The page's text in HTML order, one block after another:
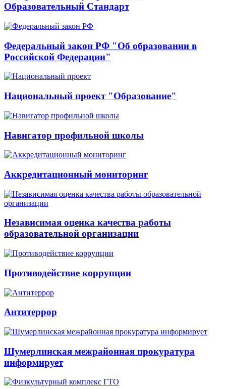
Образовательный Стандарт
Федеральный закон РФ "Об образовании в
Российской Федерации"
Национальный проект "Образование"
Навигатор профильной школы
Аккредитационный мониторинг
Независимая оценка качества работы
образовательной организации
Противодействие коррупции
Антитеррор
Шумерлинская межрайонная прокуратура
информирует